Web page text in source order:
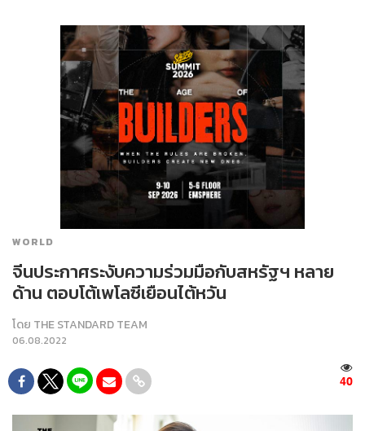
WORLD
จีนประกาศระงับความร่วมมือกับสหรัฐฯ หลาย
ด้าน ตอบโต้เพโลซีเยือนไต้หวัน
โดย THE STANDARD TEAM
06.08.2022
40